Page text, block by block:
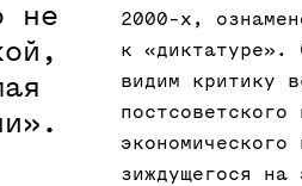
не
2000-х,
к «диктатуре».
видим критику
постсоветского
экономического
зиждущегося на